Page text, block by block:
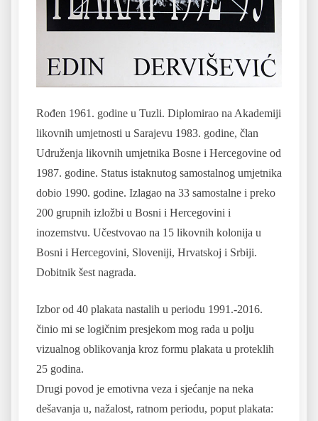
Rođen 1961. godine u Tuzli. Diplomirao na Akademiji
likovnih umjetnosti u Sarajevu 1983. godine, član
Udruženja likovnih umjetnika Bosne i Hercegovine od
1987. godine. Status istaknutog samostalnog umjetnika
dobio 1990. godine. Izlagao na 33 samostalne i preko
200 grupnih izložbi u Bosni i Hercegovini i
inozemstvu. Učestvovao na 15 likovnih kolonija u
Bosni i Hercegovini, Sloveniji, Hrvatskoj i Srbiji.
Dobitnik šest nagrada.
Izbor od 40 plakata nastalih u periodu 1991.-2016.
činio mi se logičnim presjekom mog rada u polju
vizualnog oblikovanja kroz formu plakata u proteklih
25 godina.
Drugi povod je emotivna veza i sjećanje na neka
dešavanja u, nažalost, ratnom periodu, poput plakata: